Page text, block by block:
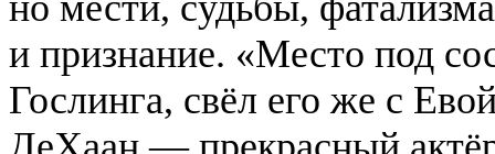
и признание. «Место под
Гослинга, свёл его же с